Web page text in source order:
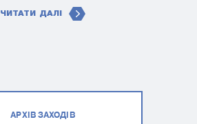
ЧИТАТИ ДАЛІ
АРХІВ ЗАХОДІВ